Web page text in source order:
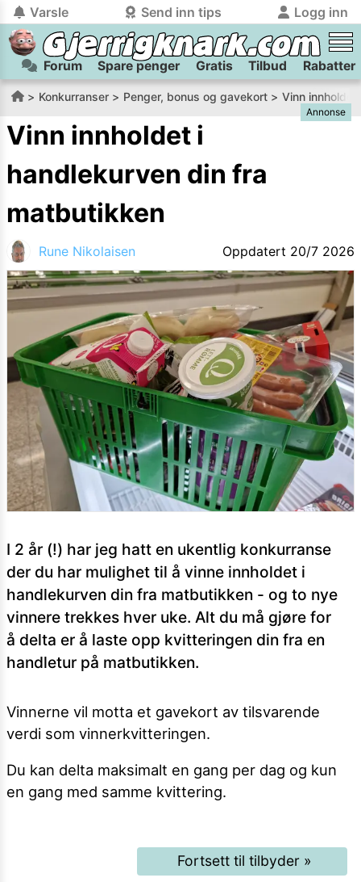
Varsle Send inn tips Logg inn
tilbake
Logg inn på Gjerrigknark.com:
Du kan logge inn / registrere bruker trygt
på
gjerrigknark.com ved å benytte Vipps-innlogging.
Logg inn med Vipps
tilbake
Send inn tips:
Har du et tips til meg? Jeg premierer de beste tipsene med
flaxlodd!
Kamera
Velg bilde
Send inn
PS:Vil du være med i tipsekonkurransen kan du oppgi
kontaktdetaljer i neste steg.
Forum Spare penger Gratis Tilbud Rabatter
Konkurranser Penger, bonus og gavekort Vinn
Annonse
Vinn innholdet i
handlekurven din fra
matbutikken
Rune Nikolaisen Oppdatert 20/7 2026
I 2 år (!) har jeg hatt en ukentlig konkurranse
der du har mulighet til å vinne innholdet i
handlekurven din fra matbutikken - og to nye
vinnere trekkes hver uke. Alt du må gjøre for
å delta er å laste opp kvitteringen din fra en
handletur på matbutikken.
Vinnerne vil motta et gavekort av tilsvarende
verdi som vinnerkvitteringen.
Du kan delta maksimalt en gang per dag og kun
en gang med samme kvittering.
Fortsett til tilbyder»